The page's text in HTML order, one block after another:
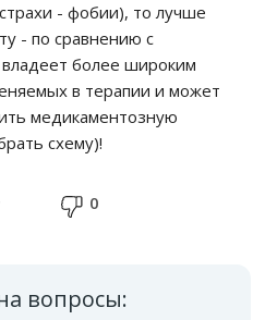
- фобии), то лучше
- по сравнению с
владеет более широким
в терапии и может
медикаментозную
схему)!
0
вопросы: